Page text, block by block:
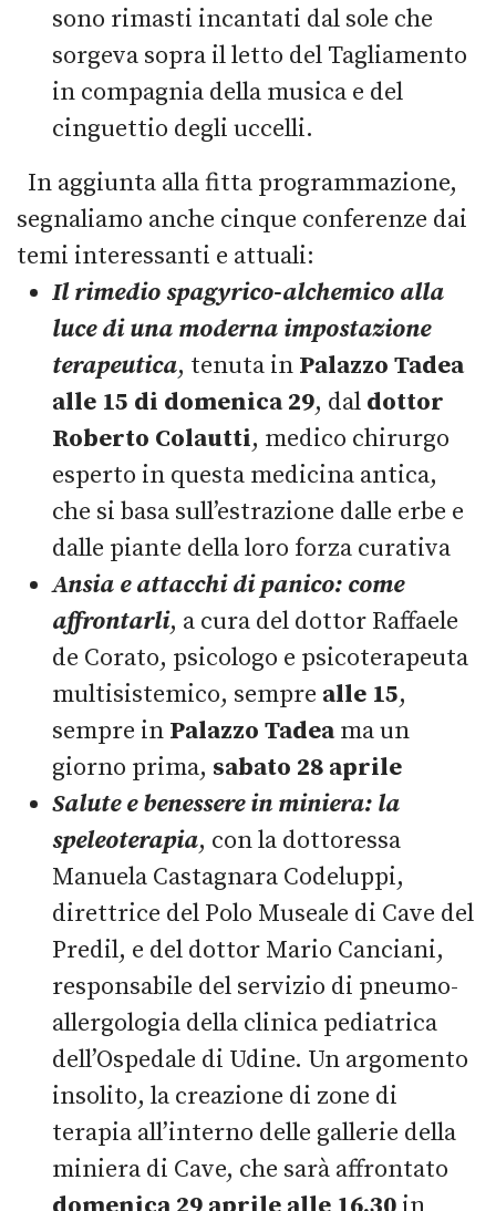
sono rimasti incantati dal sole che
sorgeva sopra il letto del Tagliamento
in compagnia della musica e del
cinguettio degli uccelli.
In aggiunta alla fitta programmazione,
segnaliamo anche cinque conferenze dai
temi interessanti e attuali:
Il rimedio spagyrico-alchemico alla
luce di una moderna impostazione
terapeutica, tenuta in Palazzo Tadea
alle 15 di domenica 29, dal dottor
Roberto Colautti, medico chirurgo
esperto in questa medicina antica,
che si basa sull’estrazione dalle erbe e
dalle piante della loro forza curativa
Ansia e attacchi di panico: come
affrontarli, a cura del dottor Raffaele
de Corato, psicologo e psicoterapeuta
multisistemico, sempre alle 15,
sempre in Palazzo Tadeama un
giorno prima, sabato 28 aprile
Salute e benessere in miniera: la
speleoterapia, con la dottoressa
Manuela Castagnara Codeluppi,
direttrice del Polo Museale di Cave del
Predil, e del dottor Mario Canciani,
responsabile del servizio di pneumo-
allergologia della clinica pediatrica
dell’Ospedale di Udine. Un argomento
insolito, la creazione di zone di
terapia all’interno delle gallerie della
miniera di Cave, che sarà affrontato